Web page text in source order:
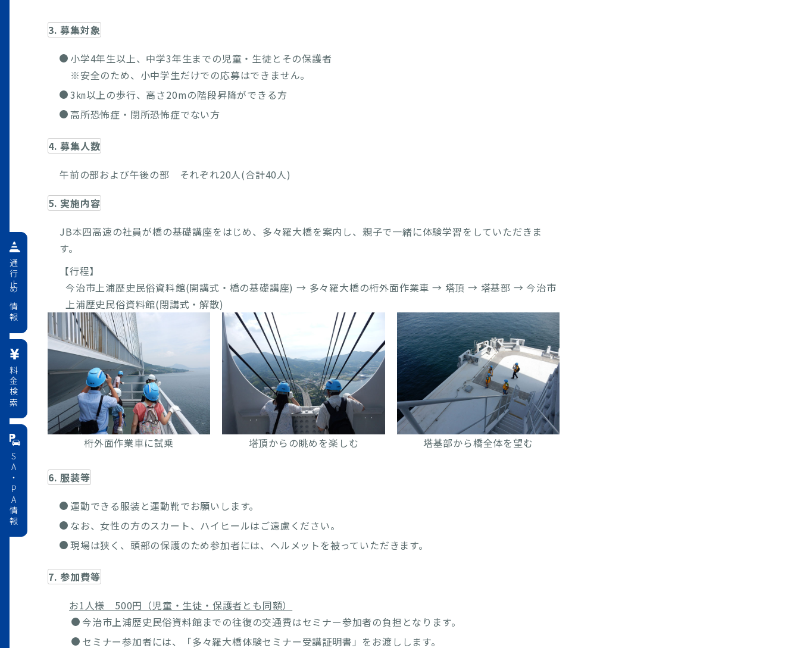
3. 募集対象
小学4年生以上、中学3年生までの児童・生徒とその保護者
※安全のため、小中学生だけでの応募はできません。
3㎞以上の歩行、高さ20mの階段昇降ができる方
高所恐怖症・閉所恐怖症でない方
4. 募集人数
午前の部および午後の部 それぞれ20人(合計40人)
5. 実施内容
JB本四高速の社員が橋の基礎講座をはじめ、多々羅大橋を案内し、親子で一緒に体験学習をしていただきま
す。
【行程】
今治市上浦歴史民俗資料館(開講式・橋の基礎講座) → 多々羅大橋の桁外面作業車 → 塔頂 → 塔基部 → 今治市
上浦歴史民俗資料館(閉講式・解散)
桁外面作業車に試乗 塔頂からの眺めを楽しむ 塔基部から橋全体を望む
6. 服装等
運動できる服装と運動靴でお願いします。
なお、女性の方のスカート、ハイヒールはご遠慮ください。
現場は狭く、頭部の保護のため参加者には、ヘルメットを被っていただきます。
7. 参加費等
お1人様 500円（児童・生徒・保護者とも同額）
今治市上浦歴史民俗資料館までの往復の交通費はセミナー参加者の負担となります。
セミナー参加者には、「多々羅大橋体験セミナー受講証明書」をお渡しします。
通行止め情報
料金検索
SA・PA情報